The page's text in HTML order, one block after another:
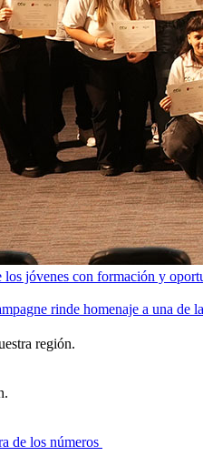
jóvenes con formación y
rinde homenaje a una de
región.
de los números